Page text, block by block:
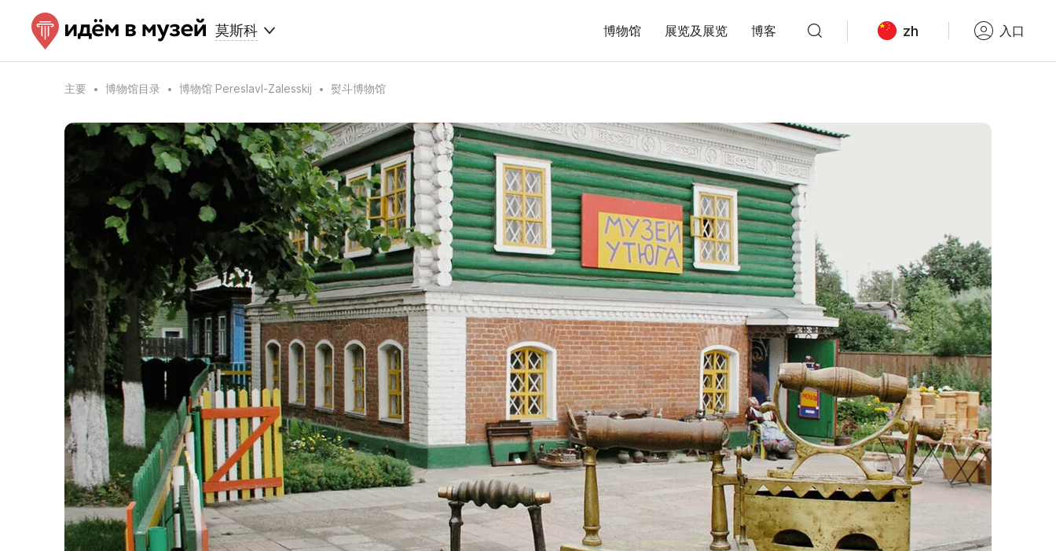
莫斯科 博物馆 展览及展览 博客 zh 入口
主要 博物馆目录 博物馆 Pereslavl-Zalesskij 熨斗博物馆